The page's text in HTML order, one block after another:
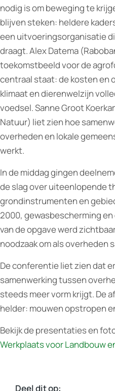
nodig is om beweging te
blijven steken: heldere
een uitvoeringsorganisatie
draagt. Alex Datema
toekomstbeeld voor de
centraal staat: de kosten en
klimaat en dierenwelzijn
voedsel. Sanne Groot
Natuur) liet zien hoe
overheden en lokale
werkt.
In de middag gingen
de slag over uiteenlopende
grondinstrumenten en
2000, gewasbescherming
van de opgave werd
noodzaak om als overheden
De conferentie liet zien dat
samenwerking tussen
steeds meer vorm krijgt. De
helder: mouwen opstropen
Bekijk de presentaties en
Werkplaats voor Landbouw
Deel dit op: